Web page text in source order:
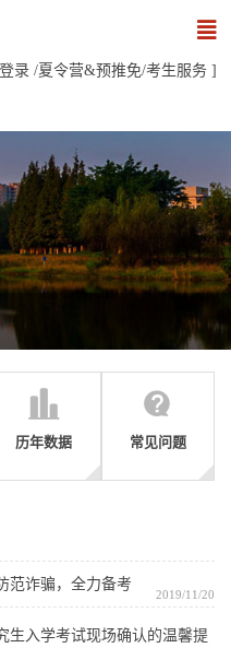
登录 /夏令营&预推免/考生服务 ]
历年数据 常见问题
范诈骗，全力备考
2019/11/20
生入学考试现场确认的温馨提